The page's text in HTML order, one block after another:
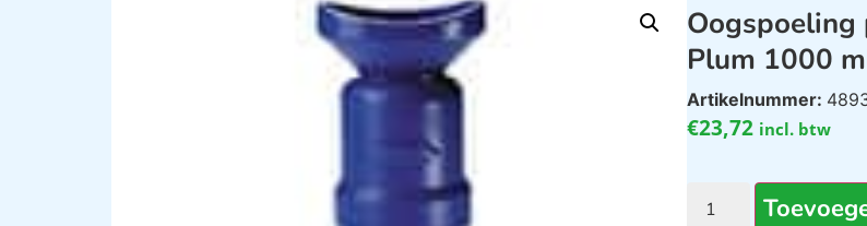
Oogspoeling
Plum 1000
Artikelnummer:
€23,72 incl. btw